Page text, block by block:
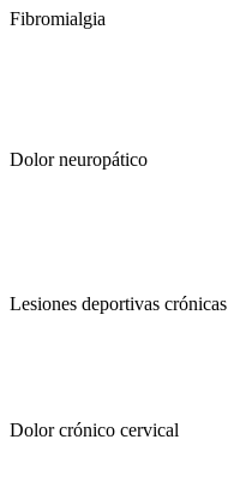
Fibromialgia
Dolor neuropático
Lesiones deportivas crónicas
Dolor crónico cervical